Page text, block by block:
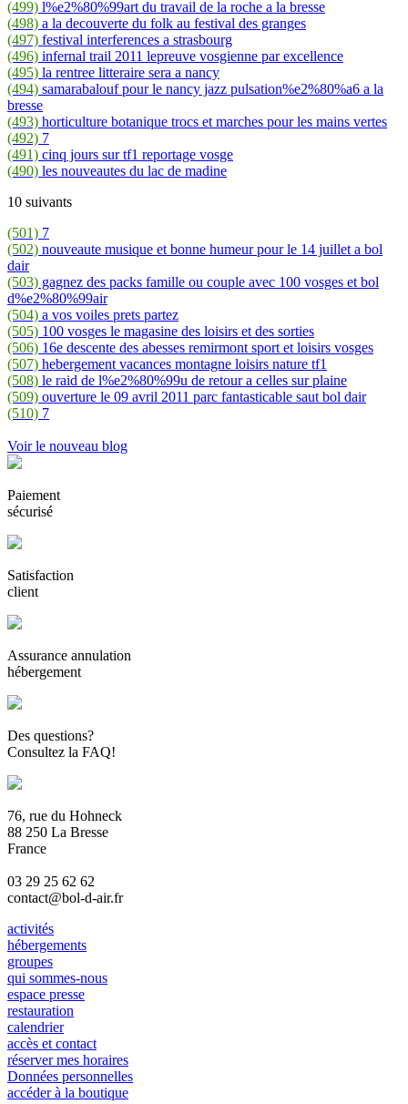
(499) l%e2%80%99art du travail de la roche a la bresse
(498) a la decouverte du folk au festival des granges
(497) festival interferences a strasbourg
(496) infernal trail 2011 lepreuve vosgienne par excellence
(495) la rentree litteraire sera a nancy
(494) samarabalouf pour le nancy jazz pulsation%e2%80%a6 a la
bresse
(493) horticulture botanique trocs et marches pour les mains vertes
(492) 7
(491) cinq jours sur tf1 reportage vosge
(490) les nouveautes du lac de madine
10 suivants
(501) 7
(502) nouveaute musique et bonne humeur pour le 14 juillet a bol
dair
(503) gagnez des packs famille ou couple avec 100 vosges et bol
d%e2%80%99air
(504) a vos voiles prets partez
(505) 100 vosges le magasine des loisirs et des sorties
(506) 16e descente des abesses remirmont sport et loisirs vosges
(507) hebergement vacances montagne loisirs nature tf1
(508) le raid de l%e2%80%99u de retour a celles sur plaine
(509) ouverture le 09 avril 2011 parc fantasticable saut bol dair
(510) 7
Voir le nouveau blog
Paiement
sécurisé
Satisfaction
client
Assurance annulation
hébergement
Des questions?
Consultez la FAQ!
76, rue du Hohneck
88 250 La Bresse
France
03 29 25 62 62
contact@bol-d-air.fr
activités
hébergements
groupes
qui sommes-nous
espace presse
restauration
calendrier
accès et contact
réserver mes horaires
Données personnelles
accéder à la boutique